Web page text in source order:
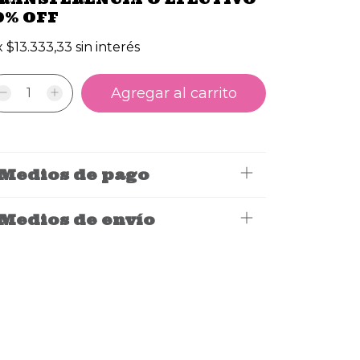
OFF
$13.333,33 sin interés
de pago
de envío